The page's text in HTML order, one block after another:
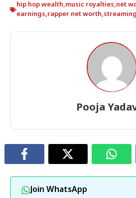
hip hop wealth,music royalties,net
earnings,rapper net worth,
Pooja
Join WhatsApp